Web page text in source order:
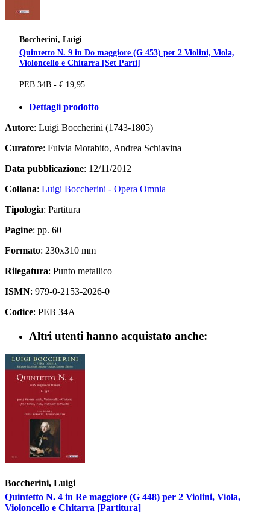
Boccherini, Luigi
Quintetto N. 9 in Do maggiore (G 453) per 2 Violini, Viola,
Violoncello e Chitarra [Set Parti]
PEB 34B - € 19,95
Dettagli prodotto
Autore: Luigi Boccherini (1743-1805)
Curatore: Fulvia Morabito, Andrea Schiavina
Data pubblicazione: 12/11/2012
Collana: Luigi Boccherini - Opera Omnia
Tipologia: Partitura
Pagine: pp. 60
Formato: 230x310 mm
Rilegatura: Punto metallico
ISMN: 979-0-2153-2026-0
Codice: PEB 34A
Altri utenti hanno acquistato anche:
Boccherini, Luigi
Quintetto N. 4 in Re maggiore (G 448) per 2 Violini, Viola,
Violoncello e Chitarra [Partitura]